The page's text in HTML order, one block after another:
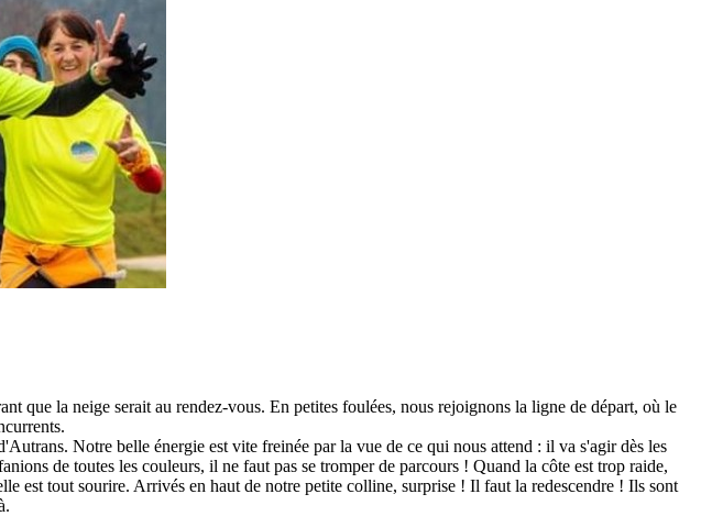
que la neige serait au rendez-vous. En petites foulées, nous rejoignons la ligne de départ, où le
Notre belle énergie est vite freinée par la vue de ce qui nous attend : il va s'agir dès les
de toutes les couleurs, il ne faut pas se tromper de parcours ! Quand la côte est trop raide,
est tout sourire. Arrivés en haut de notre petite colline, surprise ! Il faut la redescendre ! Ils sont